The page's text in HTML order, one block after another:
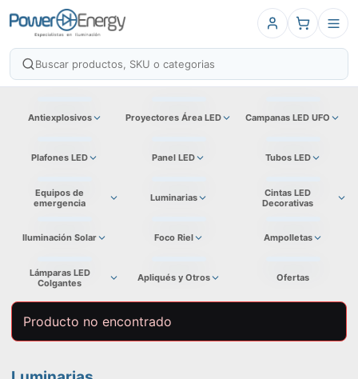
Antiexplosivos Proyectores Área LED Campanas LED UFO
Plafones LED Panel LED Tubos LED
Equipos de
emergencia
Luminarias
Cintas LED
Decorativas
Iluminación Solar Foco Riel Ampolletas
Lámparas LED
Colgantes
Apliqués y Otros Ofertas
Producto no encontrado